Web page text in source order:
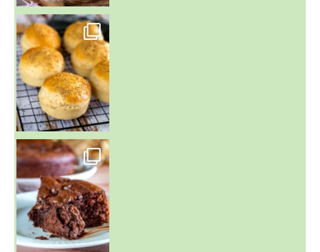
~ BUNS MAISON ~
Un peu de boulange par ici au
~ GÂTEAU FONDANT CHOCO NOISETTE ~
C'est lundi